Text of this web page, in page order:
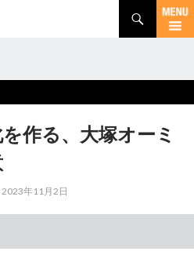
作る、大塚オーミ
2023年11月2日